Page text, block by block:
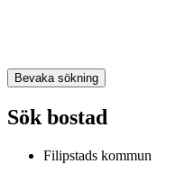
Bevaka sökning
Sök bostad
Filipstads kommun